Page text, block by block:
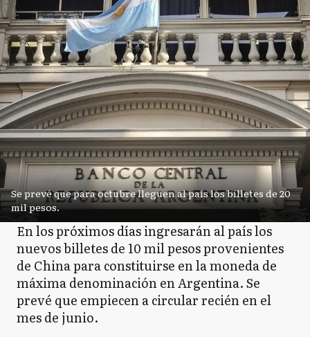
Se prevé que para octubre lleguen al país los billetes de 20
mil pesos.
En los próximos días ingresarán al país los
nuevos billetes de 10 mil pesos provenientes
de China para constituirse en la moneda de
máxima denominación en Argentina. Se
prevé que empiecen a circular recién en el
mes de junio.